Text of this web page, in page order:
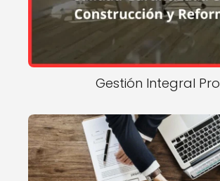
Gestión Integral Pro